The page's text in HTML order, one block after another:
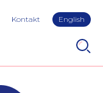
Kontakt English